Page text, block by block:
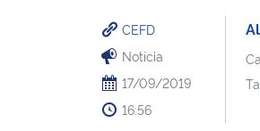
CEFD
Notícia
17/09/2019
16:56